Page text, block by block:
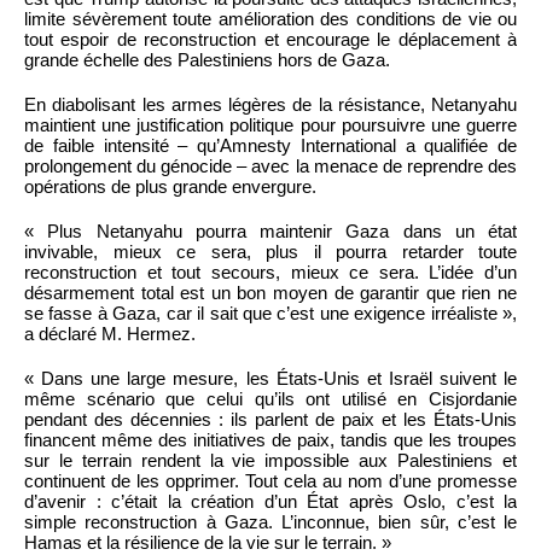
limite sévèrement toute amélioration des conditions de vie ou
tout espoir de reconstruction et encourage le déplacement à
grande échelle des Palestiniens hors de Gaza.
En diabolisant les armes légères de la résistance, Netanyahu
maintient une justification politique pour poursuivre une guerre
de faible intensité – qu’Amnesty International a qualifiée de
prolongement du génocide – avec la menace de reprendre des
opérations de plus grande envergure.
« Plus Netanyahu pourra maintenir Gaza dans un état
invivable, mieux ce sera, plus il pourra retarder toute
reconstruction et tout secours, mieux ce sera. L’idée d’un
désarmement total est un bon moyen de garantir que rien ne
se fasse à Gaza, car il sait que c’est une exigence irréaliste »,
a déclaré M. Hermez.
« Dans une large mesure, les États-Unis et Israël suivent le
même scénario que celui qu’ils ont utilisé en Cisjordanie
pendant des décennies : ils parlent de paix et les États-Unis
financent même des initiatives de paix, tandis que les troupes
sur le terrain rendent la vie impossible aux Palestiniens et
continuent de les opprimer. Tout cela au nom d’une promesse
d’avenir : c’était la création d’un État après Oslo, c’est la
simple reconstruction à Gaza. L’inconnue, bien sûr, c’est le
Hamas et la résilience de la vie sur le terrain. »